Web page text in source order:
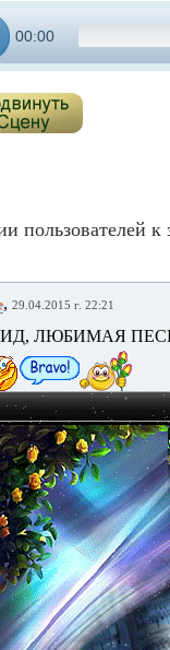
00:00
пользователей к
, 29.04.2015 г. 22:21
ЛЮБИМАЯ